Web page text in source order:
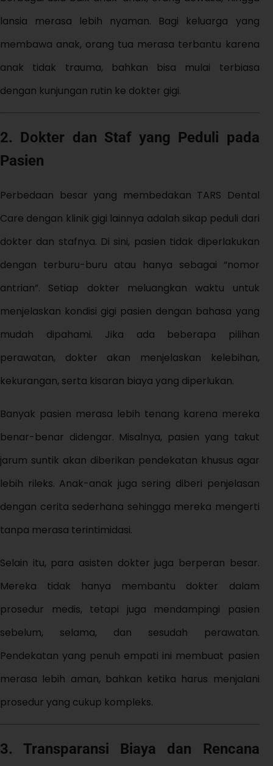
lansia merasa lebih nyaman. Bagi keluarga yang
membawa anak, orang tua merasa terbantu karena
anak tidak trauma, bahkan bisa mulai terbiasa
dengan kunjungan rutin ke dokter gigi.
2. Dokter dan Staf yang Peduli pada
Pasien
Perbedaan besar yang membedakan TARS Dental
Care dengan klinik gigi lainnya adalah sikap peduli dari
dokter dan stafnya. Di sini, pasien tidak diperlakukan
dengan terburu-buru atau hanya sebagai “nomor
antrian”. Setiap dokter meluangkan waktu untuk
menjelaskan kondisi gigi pasien dengan bahasa yang
mudah dipahami. Jika ada beberapa pilihan
perawatan, dokter akan menjelaskan kelebihan,
kekurangan, serta kisaran biaya yang diperlukan.
Banyak pasien merasa lebih tenang karena mereka
benar-benar didengar. Misalnya, pasien yang takut
jarum suntik akan diberikan pendekatan khusus agar
lebih rileks. Anak-anak juga sering diberi penjelasan
dengan cerita sederhana sehingga mereka mengerti
tanpa merasa terintimidasi.
Selain itu, para asisten dokter juga berperan besar.
Mereka tidak hanya membantu dokter dalam
prosedur medis, tetapi juga mendampingi pasien
sebelum, selama, dan sesudah perawatan.
Pendekatan yang penuh empati ini membuat pasien
merasa lebih aman, bahkan ketika harus menjalani
prosedur yang cukup kompleks.
3. Transparansi Biaya dan Rencana